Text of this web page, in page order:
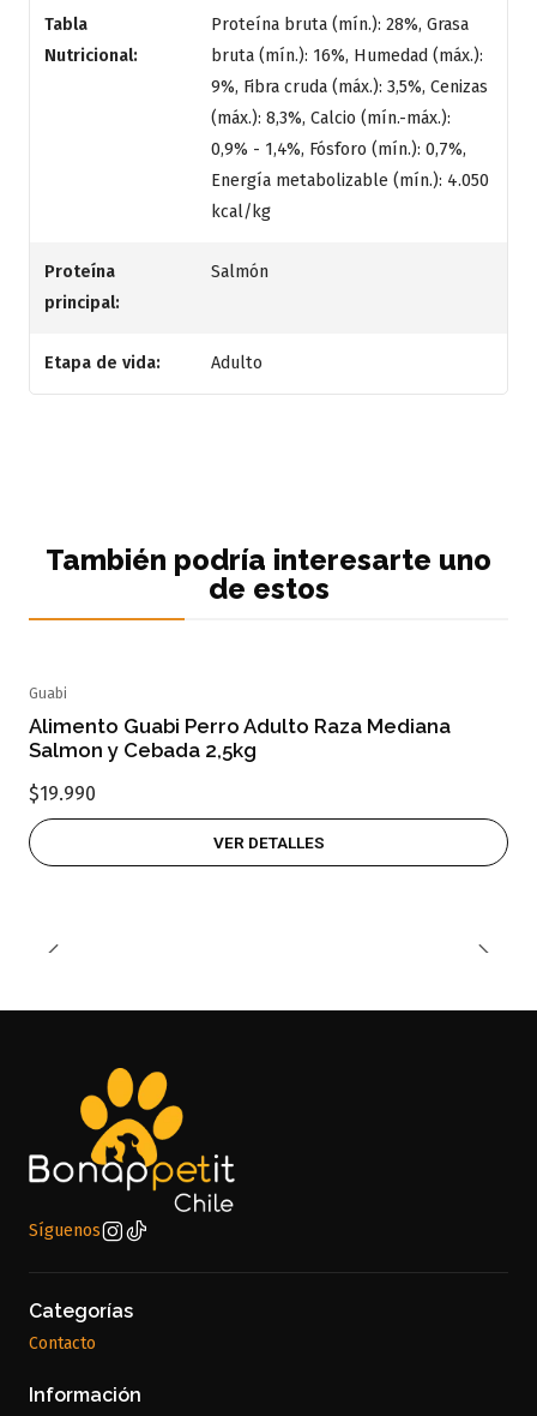
Tabla
Nutricional:
Proteína bruta (mín.): 28%, Grasa
bruta (mín.): 16%, Humedad (máx.):
9%, Fibra cruda (máx.): 3,5%, Cenizas
(máx.): 8,3%, Calcio (mín.-máx.):
0,9% - 1,4%, Fósforo (mín.): 0,7%,
Energía metabolizable (mín.): 4.050
kcal/kg
Proteína
principal:
Salmón
Etapa de vida: Adulto
También podría interesarte uno
de estos
Guabi
Alimento Guabi Perro Adulto Raza Mediana
Salmon y Cebada 2,5kg
$19.990
VER DETALLES
Síguenos
Categorías
Contacto
Información